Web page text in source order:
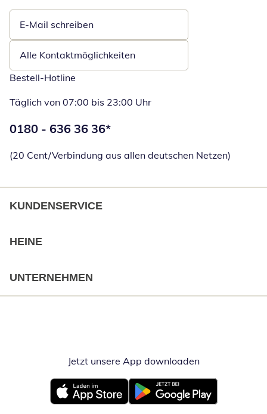
E-Mail schreiben
Öffnet E-Mail-Client
Alle Kontaktmöglichkeiten
Bestell-Hotline
Täglich von 07:00 bis 23:00 Uhr
Telefonnummer:
0180 - 636 36 36*
(20 Cent/Verbindung aus allen deutschen Netzen)
KUNDENSERVICE
HEINE
UNTERNEHMEN
Jetzt unsere App downloadenÖffnet in
Öffnet in neuem FensterÖffnet in neuem Fenster